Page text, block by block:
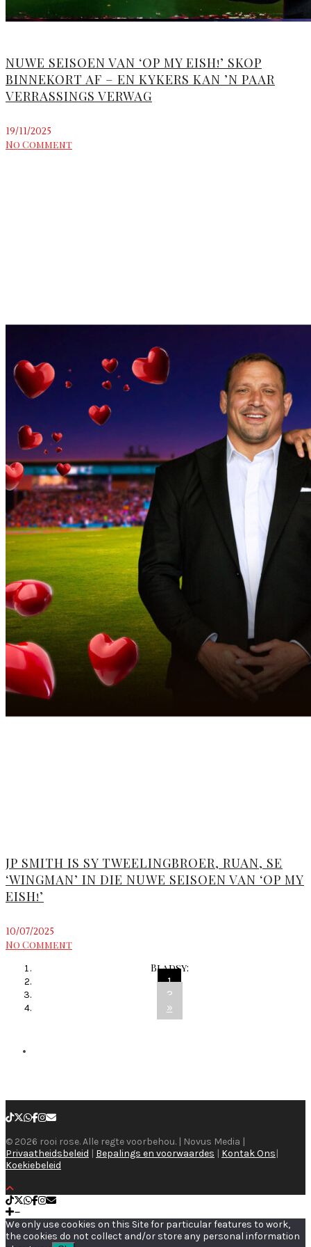
NUWE SEISOEN VAN ‘OP MY EISH!’ SKOP
BINNEKORT AF – EN KYKERS KAN ’N PAAR
VERRASSINGS VERWAG
19/11/2025
No Comment
JP SMITH IS SY TWEELINGBROER, RUAN, SE
‘WINGMAN’ IN DIE NUWE SEISOEN VAN ‘OP MY
EISH!’
10/07/2025
No Comment
Bladsy:
1
2
»
© 2026 rooi rose. Alle regte voorbehou. | Novus Media |
Privaatheidsbeleid | Bepalings en voorwaardes | Kontak Ons|
Koekiebeleid
We only use cookies on this Site for particular features to work,
the cookies do not collect and/or store any personal information